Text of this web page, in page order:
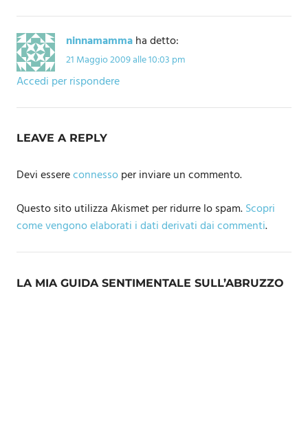
ninnamammaha detto:
21 Maggio 2009 alle 10:03 pm
Accedi per rispondere
LEAVE A REPLY
Devi essereconnessoper inviare un commento.
Questo sito utilizza Akismet per ridurre lo spam.Scopri
come vengono elaborati i dati derivati dai commenti.
LA MIA GUIDA SENTIMENTALE SULL’ABRUZZO